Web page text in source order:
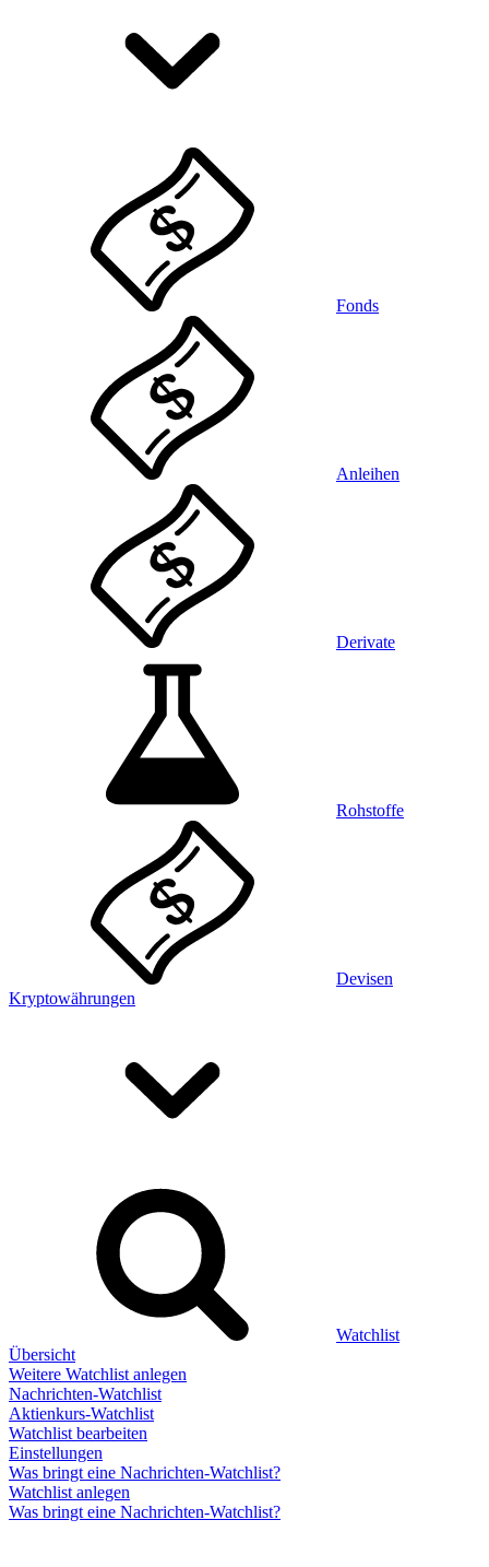
Fonds
Anleihen
Derivate
Rohstoffe
Devisen
Kryptowährungen
Watchlist
Übersicht
Weitere Watchlist anlegen
Nachrichten-Watchlist
Aktienkurs-Watchlist
Watchlist bearbeiten
Einstellungen
Was bringt eine Nachrichten-Watchlist?
Watchlist anlegen
Was bringt eine Nachrichten-Watchlist?